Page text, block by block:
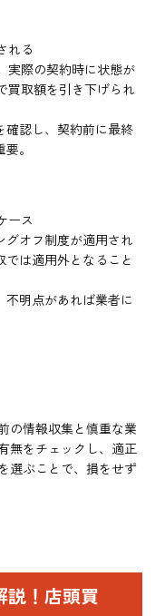
れる
実際の契約時に状態が
買取額を引き下げられ
確認し、契約前に最終
。
ース
グオフ制度が適用され
では適用外となること
明点があれば業者に
の情報収集と慎重な業
無をチェックし、適正
選ぶことで、損をせず
説！店頭買